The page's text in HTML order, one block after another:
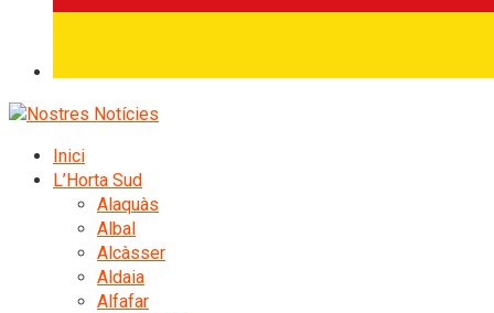
Inici
L’Horta Sud
Alaquàs
Albal
Alcàsser
Aldaia
Alfafar